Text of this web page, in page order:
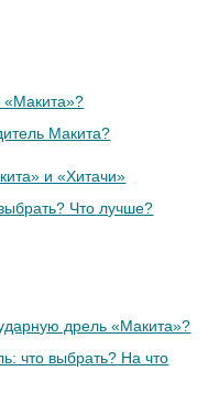
Макита?
Что лучше?
что выбрать? На что